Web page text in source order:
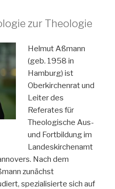
zur Theologie
Helmut Aßmann
(geb. 1958 in
Hamburg) ist
Oberkirchenrat und
Leiter des
Referates für
Theologische Aus-
und Fortbildung im
Landeskirchenamt
Nach dem
zunächst
spezialisierte sich auf